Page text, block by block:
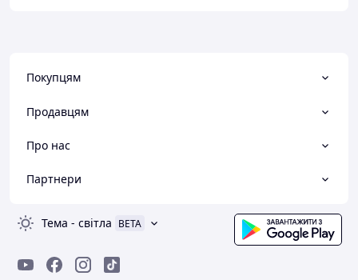
Покупцям
Продавцям
Про нас
Партнери
Тема - світла BETA